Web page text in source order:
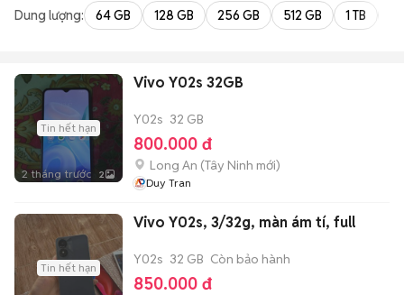
Dung lượng: 64 GB 128 GB 256 GB 512 GB 1 TB
Tin hết hạn
2 tháng trước 2
Vivo Y02s 32GB
Y02s 32 GB
800.000 đ
Long An (Tây Ninh mới)
Duy Tran
Tin hết hạn
Vivo Y02s, 3/32g, màn ám tí, full
Y02s 32 GB Còn bảo hành
850.000 đ